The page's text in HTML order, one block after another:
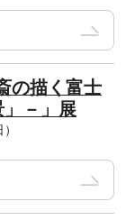
の描く富士
－」展